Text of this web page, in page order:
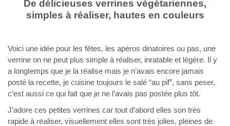
De délicieuses verrines végétariennes,
simples à réaliser, hautes en couleurs
Voici une idée pour les fêtes, les apéros dinatoires ou pas, une
verrine on ne peut plus simple à réaliser, inratable et légère. Il y
a longtemps que je la réalise mais je n’avais encore jamais
posté la recette, je cuisine toujours le salé “au pif”, sans peser,
c’est aussi ce qui fait que je ne l’avais pas postée plus tôt.
J’adore ces petites verrines car tout d’abord elles son très
rapide à réaliser, visuellement elles sont très jolies, pleines de